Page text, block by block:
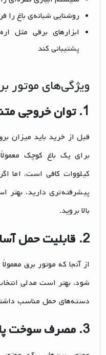
روشنایی شبانه‌ی باغ را
ابزارهای برقی مثل
پشتیبانی کند
ویژگی‌های موتور
1. توان خروجی
قبل از خرید باید میزان
کیلووات کافی است، اما
بالا بروید.
2. قابلیت حمل
از آنجا که موتور برق
شود، بهتر است مدلی
دسته‌های حمل مناسب
3. مصرف سوخت